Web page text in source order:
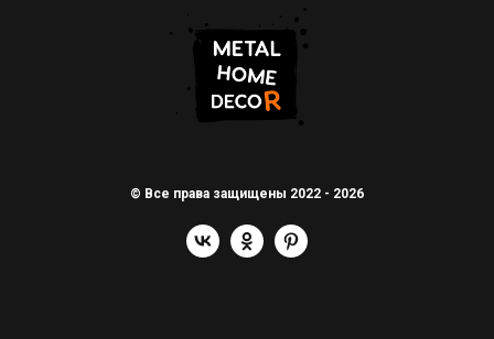
© Все права защищены 2022 - 2026